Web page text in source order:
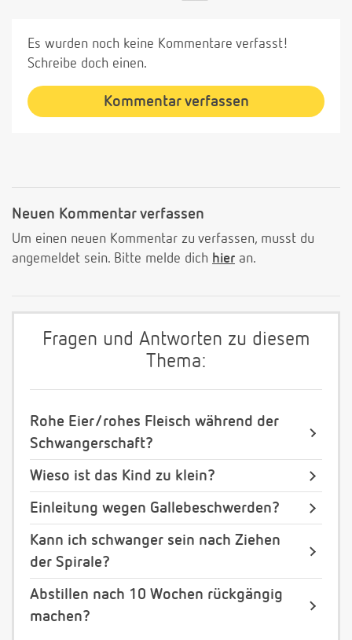
Es wurden noch keine Kommentare verfasst!
Schreibe doch einen.
Kommentar verfassen
Neuen Kommentar verfassen
Um einen neuen Kommentar zu verfassen, musst du
angemeldet sein. Bitte melde dich hier an.
Fragen und Antworten zu diesem
Thema:
Rohe Eier/rohes Fleisch während der
Schwangerschaft?
Wieso ist das Kind zu klein?
Einleitung wegen Gallebeschwerden?
Kann ich schwanger sein nach Ziehen
der Spirale?
Abstillen nach 10 Wochen rückgängig
machen?